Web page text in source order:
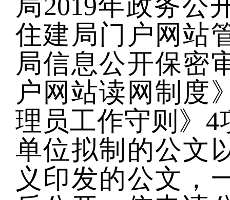
局2019年政务公
住建局门户网站
局信息公开保密
户网站读网制度
理员工作守则》
单位拟制的公文
义印发的公文，